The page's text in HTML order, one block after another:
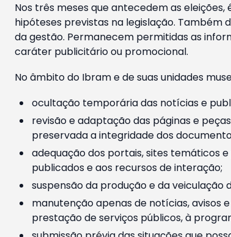
Nos três meses que antecedem as
hipóteses previstas na legislação. Também
da gestão. Permanecem permitidas as
caráter publicitário ou promocional.
No âmbito do Ibram e de suas unidades
ocultação temporária das notícias e
revisão e adaptação das páginas e
preservada a integridade dos
adequação dos portais, sites temáticos
publicados e aos recursos de interação;
suspensão da produção e da
manutenção apenas de notícias, avisos
prestação de serviços públicos, à